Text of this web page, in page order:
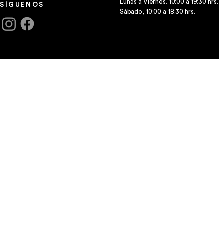
SÍGUENOS
Lunes a Viernes. 10:00 a 19:30 hrs.
Sábado, 10:00 a 18:30 hrs.